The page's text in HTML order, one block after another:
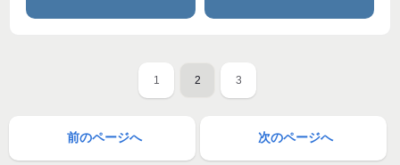
1 2 3
前のページへ 次のページへ